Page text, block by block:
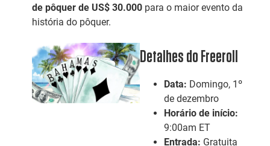
de pôquer de US$ 30.000para o maior evento da
história do pôquer.
Detalhes do Freeroll
Data: Domingo, 1º
de dezembro
Horário de início:
9:00am ET
Entrada: Gratuita